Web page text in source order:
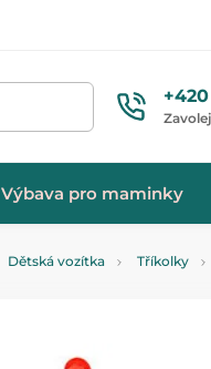
Výbava pro maminky
Dětská vozítka Tříkolky